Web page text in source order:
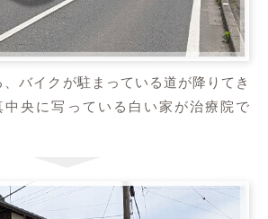
バイクが駐まっている道が降りてき
中央に写っている白い家が治療院で